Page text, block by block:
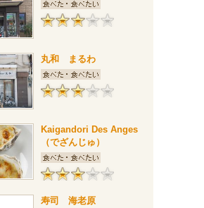
丸和 まるわ
Kaigandori Des Anges
（でざんじゅ）
寿司 海老原